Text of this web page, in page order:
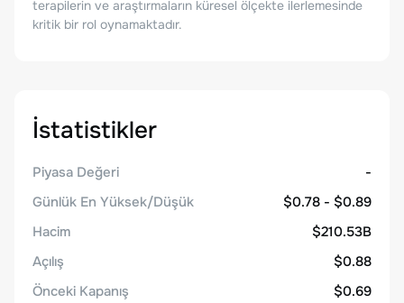
terapilerin ve araştırmaların küresel ölçekte ilerlemesinde
kritik bir rol oynamaktadır.
İstatistikler
Piyasa Değeri
-
Günlük En Yüksek/Düşük
$0.78 - $0.89
Hacim
$210.53B
Açılış
$0.88
Önceki Kapanış
$0.69